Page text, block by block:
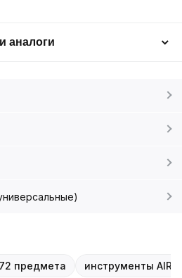
аналоги
предмета инструменты